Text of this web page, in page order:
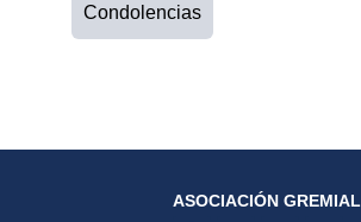
Condolencias
ASOCIACIÓN GREMIAL